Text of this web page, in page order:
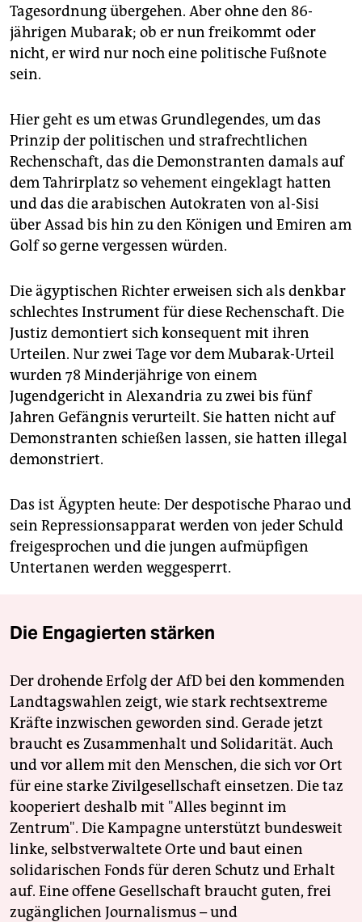
Tagesordnung übergehen. Aber ohne den 86-
jährigen Mubarak; ob er nun freikommt oder
nicht, er wird nur noch eine politische Fußnote
sein.
Hier geht es um etwas Grundlegendes, um das
Prinzip der politischen und strafrechtlichen
Rechenschaft, das die Demonstranten damals auf
dem Tahrirplatz so vehement eingeklagt hatten
und das die arabischen Autokraten von al-Sisi
über Assad bis hin zu den Königen und Emiren am
Golf so gerne vergessen würden.
Die ägyptischen Richter erweisen sich als denkbar
schlechtes Instrument für diese Rechenschaft. Die
Justiz demontiert sich konsequent mit ihren
Urteilen. Nur zwei Tage vor dem Mubarak-Urteil
wurden 78 Minderjährige von einem
Jugendgericht in Alexandria zu zwei bis fünf
Jahren Gefängnis verurteilt. Sie hatten nicht auf
Demonstranten schießen lassen, sie hatten illegal
demonstriert.
Das ist Ägypten heute: Der despotische Pharao und
sein Repressionsapparat werden von jeder Schuld
freigesprochen und die jungen aufmüpfigen
Untertanen werden weggesperrt.
Die Engagierten stärken
Der drohende Erfolg der AfD bei den kommenden
Landtagswahlen zeigt, wie stark rechtsextreme
Kräfte inzwischen geworden sind. Gerade jetzt
braucht es Zusammenhalt und Solidarität. Auch
und vor allem mit den Menschen, die sich vor Ort
für eine starke Zivilgesellschaft einsetzen. Die taz
kooperiert deshalb mit "Alles beginnt im
Zentrum". Die Kampagne unterstützt bundesweit
linke, selbstverwaltete Orte und baut einen
solidarischen Fonds für deren Schutz und Erhalt
auf. Eine offene Gesellschaft braucht guten, frei
zugänglichen Journalismus – und